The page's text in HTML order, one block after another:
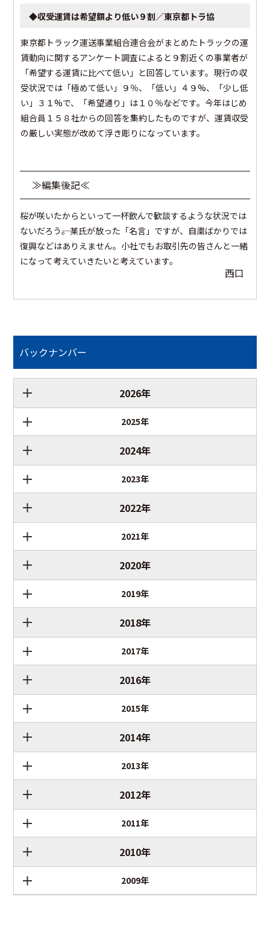
◆収受運賃は希望額より低い９割／東京都トラ協
東京都トラック運送事業組合連合会がまとめたトラックの運
賃動向に関するアンケート調査によると９割近くの事業者が
「希望する運賃に比べて低い」と回答しています。現行の収
受状況では「極めて低い」９％、「低い」４９%、「少し低
い」３１%で、「希望通り」は１０％――などです。今年はじめ
組合員１５８社からの回答を集約したものですが、運賃収受
の厳しい実態が改めて浮き彫りになっています。
≫編集後記≪
桜が咲いたからといって一杯飲んで歓談するような状況では
ないだろう――。某氏が放った「名言」ですが、自粛ばかりでは
復興などはありえません。小社でもお取引先の皆さんと一緒
になって考えていきたいと考えています。
西口
バックナンバー
2026年
2025年
2024年
2023年
2022年
2021年
2020年
2019年
2018年
2017年
2016年
2015年
2014年
2013年
2012年
2011年
2010年
2009年